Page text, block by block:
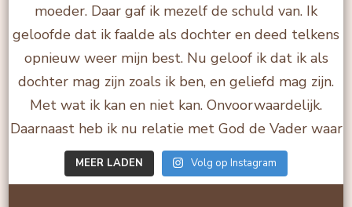
MEER LADEN Volg op Instagram